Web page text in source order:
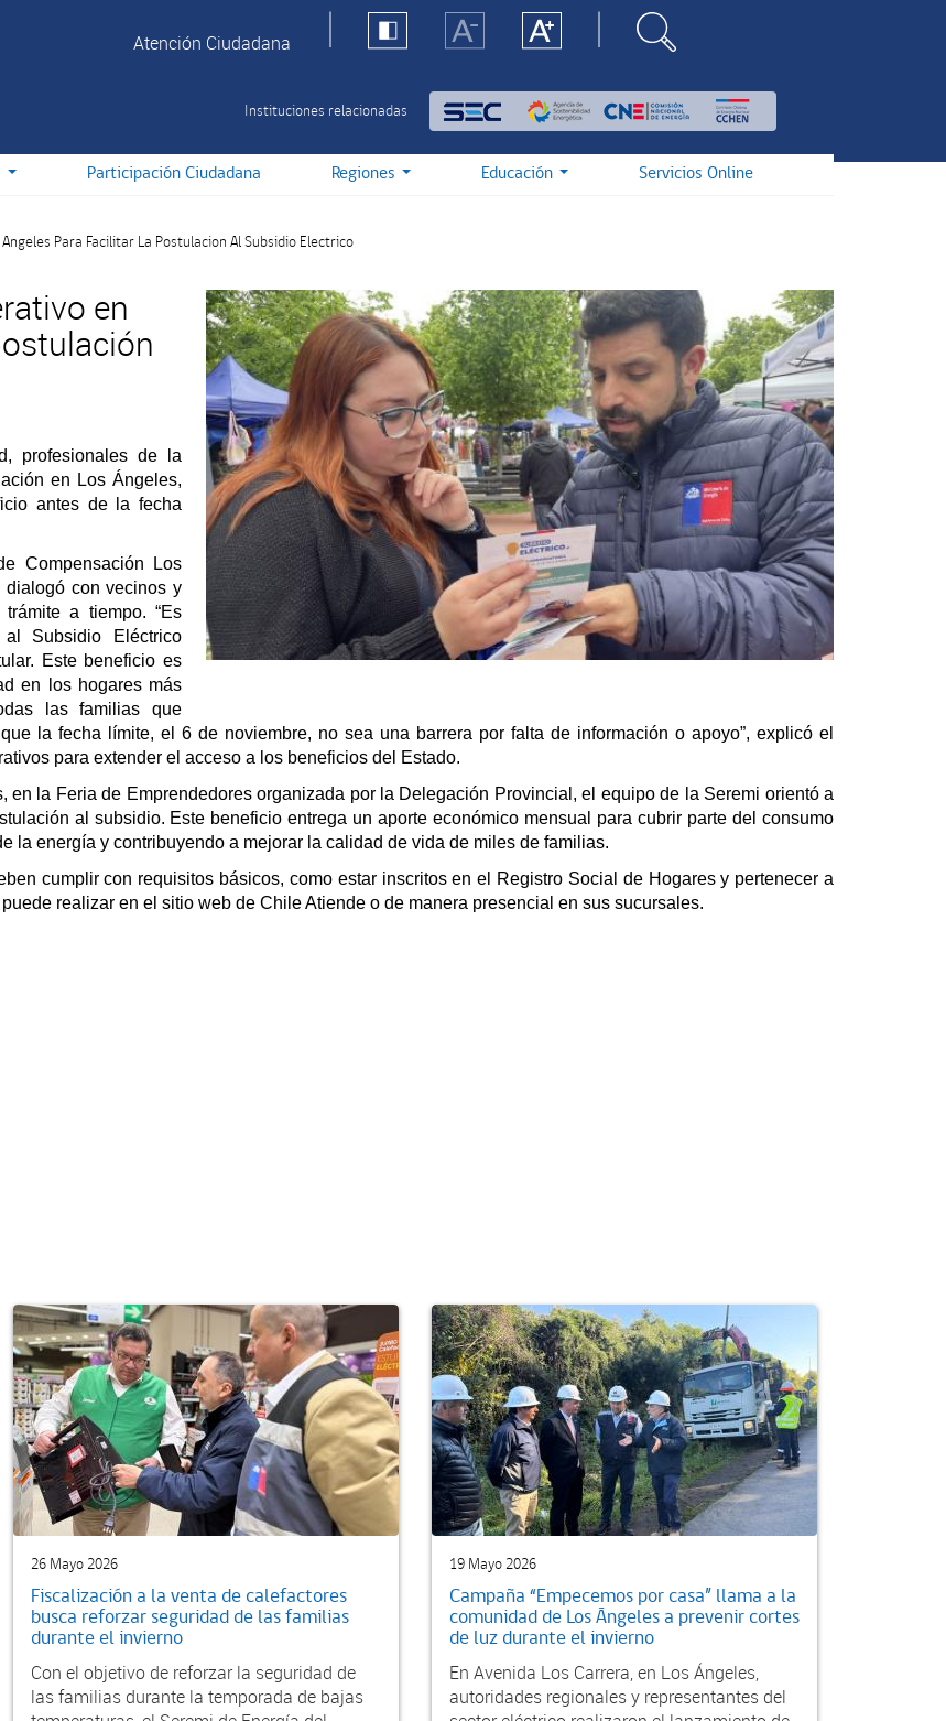
Atención Ciudadana
Instituciones relacionadas
Participación Ciudadana Regiones Educación Servicios Online
Para Facilitar La Postulacion Al Subsidio Electrico
en
profesionales de la
en Los Ángeles,
antes de la fecha
Compensación Los
con vecinos y
a tiempo. “Es
Subsidio Eléctrico
Este beneficio es
en los hogares más
las familias que
la fecha límite, el 6 de noviembre, no sea una barrera por falta de información o apoyo”, explicó el
para extender el acceso a los beneficios del Estado.
en la Feria de Emprendedores organizada por la Delegación Provincial, el equipo de la Seremi orientó a
al subsidio. Este beneficio entrega un aporte económico mensual para cubrir parte del consumo
la energía y contribuyendo a mejorar la calidad de vida de miles de familias.
cumplir con requisitos básicos, como estar inscritos en el Registro Social de Hogares y pertenecer a
realizar en el sitio web de Chile Atiende o de manera presencial en sus sucursales.
26 Mayo 2026
Fiscalización a la venta de calefactores
busca reforzar seguridad de las familias
durante el invierno
Con el objetivo de reforzar la seguridad de
las familias durante la temporada de bajas
19 Mayo 2026
Campaña “Empecemos por casa” llama a la
comunidad de Los Ángeles a prevenir cortes
de luz durante el invierno
En Avenida Los Carrera, en Los Ángeles,
autoridades regionales y representantes del